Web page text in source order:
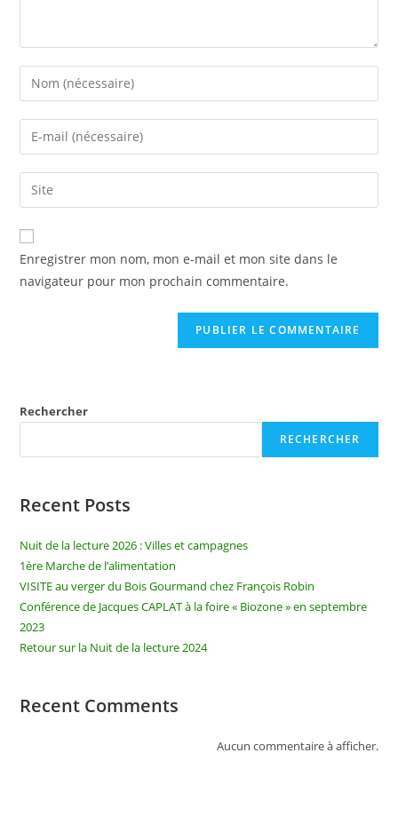
Enregistrer mon nom, mon e-mail et mon site dans le
navigateur pour mon prochain commentaire.
Rechercher
RECHERCHER
Recent Posts
Nuit de la lecture 2026 : Villes et campagnes
1ère Marche de l’alimentation
VISITE au verger du Bois Gourmand chez François Robin
Conférence de Jacques CAPLAT à la foire « Biozone » en septembre
2023
Retour sur la Nuit de la lecture 2024
Recent Comments
Aucun commentaire à afficher.